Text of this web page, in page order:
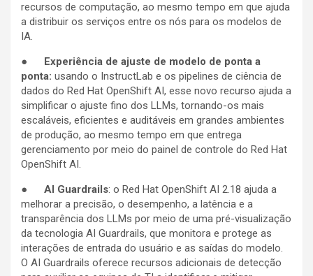
recursos de computação, ao mesmo tempo em que ajuda
a distribuir os serviços entre os nós para os modelos de
IA.
● Experiência de ajuste de modelo de ponta a
ponta: usando o InstructLab e os pipelines de ciência de
dados do Red Hat OpenShift AI, esse novo recurso ajuda a
simplificar o ajuste fino dos LLMs, tornando-os mais
escaláveis, eficientes e auditáveis em grandes ambientes
de produção, ao mesmo tempo em que entrega
gerenciamento por meio do painel de controle do Red Hat
OpenShift AI.
● AI Guardrails: o Red Hat OpenShift AI 2.18 ajuda a
melhorar a precisão, o desempenho, a latência e a
transparência dos LLMs por meio de uma pré-visualização
da tecnologia AI Guardrails, que monitora e protege as
interações de entrada do usuário e as saídas do modelo.
O AI Guardrails oferece recursos adicionais de detecção